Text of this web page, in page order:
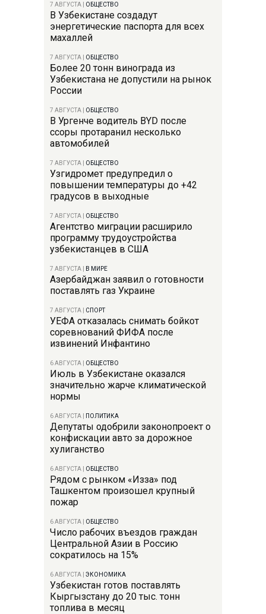
7 АВГУСТА ОБЩЕСТВО
В Узбекистане создадут
энергетические паспорта для всех
махаллей
7 АВГУСТА ОБЩЕСТВО
Более 20 тонн винограда из
Узбекистана не допустили на рынок
России
7 АВГУСТА ОБЩЕСТВО
В Ургенче водитель BYD после
ссоры протаранил несколько
автомобилей
7 АВГУСТА ОБЩЕСТВО
Узгидромет предупредил о
повышении температуры до +42
градусов в выходные
7 АВГУСТА ОБЩЕСТВО
Агентство миграции расширило
программу трудоустройства
узбекистанцев в США
7 АВГУСТА В МИРЕ
Азербайджан заявил о готовности
поставлять газ Украине
7 АВГУСТА СПОРТ
УЕФА отказалась снимать бойкот
соревнований ФИФА после
извинений Инфантино
6 АВГУСТА ОБЩЕСТВО
Июль в Узбекистане оказался
значительно жарче климатической
нормы
6 АВГУСТА ПОЛИТИКА
Депутаты одобрили законопроект о
конфискации авто за дорожное
хулиганство
6 АВГУСТА ОБЩЕСТВО
Рядом с рынком «Изза» под
Ташкентом произошел крупный
пожар
6 АВГУСТА ОБЩЕСТВО
Число рабочих въездов граждан
Центральной Азии в Россию
сократилось на 15%
6 АВГУСТА ЭКОНОМИКА
Узбекистан готов поставлять
Кыргызстану до 20 тыс. тонн
топлива в месяц